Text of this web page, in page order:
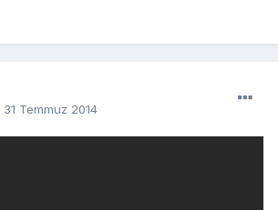
31 Temmuz 2014